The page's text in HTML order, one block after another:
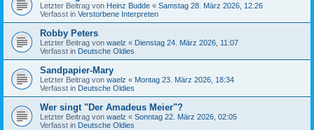
Letzter Beitrag von Heinz Budde « Samstag 28. März 2026, 12:26
Verfasst in Verstorbene Interpreten
Robby Peters
Letzter Beitrag von waelz « Dienstag 24. März 2026, 11:07
Verfasst in Deutsche Oldies
Sandpapier-Mary
Letzter Beitrag von waelz « Montag 23. März 2026, 18:34
Verfasst in Deutsche Oldies
Wer singt "Der Amadeus Meier"?
Letzter Beitrag von waelz « Sonntag 22. März 2026, 02:05
Verfasst in Deutsche Oldies